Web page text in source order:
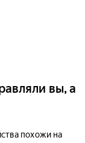
вы, а
похожи на